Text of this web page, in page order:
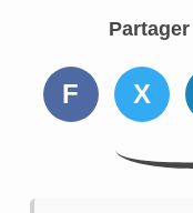
F X